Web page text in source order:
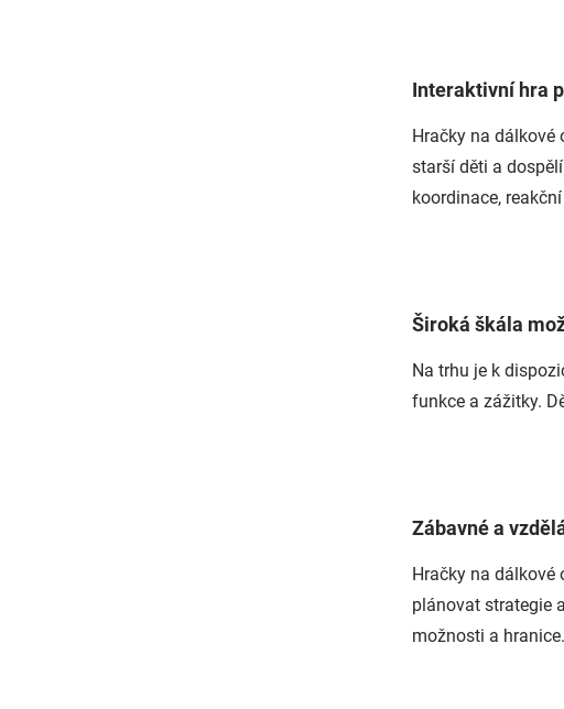
Interaktivní hra
Hračky na
starší děti a
koordinace,
Široká škála
Na trhu je k
funkce a zážitky.
Zábavné a
Hračky na dálkové
plánovat strategie
možnosti a hranice.